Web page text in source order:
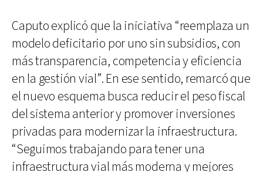
Caputo explicó que la iniciativa “reemplaza un
modelo deficitario por uno sin subsidios, con
más transparencia, competencia y eficiencia
en la gestión vial”. En ese sentido, remarcó que
el nuevo esquema busca reducir el peso fiscal
del sistema anterior y promover inversiones
privadas para modernizar la infraestructura.
“Seguimos trabajando para tener una
infraestructura vial más moderna y mejores